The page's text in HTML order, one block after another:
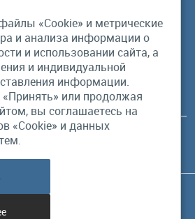
Все права защищены.
что данный интернет-сайт и его содержимое
характер и ни при каких условиях
на сайте, не являются публичной
«Cookie» и метрические
и анализа информации о
и использовании сайта, а
и индивидуальной
информации.
или продолжая
вы соглашаетесь на
«Cookie» и данных